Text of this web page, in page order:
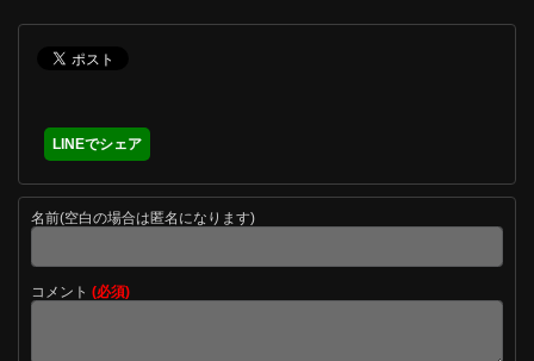
LINEでシェア
名前(空白の場合は匿名になります)
コメント (必須)